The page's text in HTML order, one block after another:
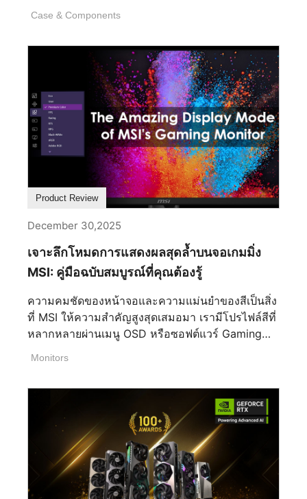
สายเดียวเพื่อลดความยุ่งยากในการติดตั้งและจัดการ
ในการติดตั้ง ประสิทธิภาพการระบายความร้อนเป็น
ตัววัดสำคัญของเครื่องเย็น AIO ใด ๆ ในการทดสอบนี้
เราจับคู่ MEG CORELIQUID E15 360 กับ
โปรเซสเซอร์ AMD และ Intel รุ่นปัจจุบัน และทำการ
ทดสอบ Cinebench R23 และ AIDA64 FPU เพื่อ
ตรวจสอบประสิทธิภาพการระบายความร้อนของ
โปรเซสเซอร์ที่มี TDP ต่างกัน ผลลัพธ์มีไว้เพื่อเป็น
ข้อมูลอ้างอิงสำหรับผู้ที่ชอบประกอบเครื่อง
คอมพิวเตอร์ด้วยตนเอง ผลการทดสอบประสิทธิภาพ
เราทดสอบโปรเซสเซอร์ [...]
Case & Components
Product Review
December 30,2025
เจาะลึกโหมดการแสดงผลสุดล้ำบนจอเกมมิ่ง
MSI: คู่มือฉบับสมบูรณ์ที่คุณต้องรู้
ความคมชัดของหน้าจอและความแม่นยำของสีเป็นสิ่ง
ที่ MSI ให้ความสำคัญสูงสุดเสมอมา เรามีโปรไฟล์สีที่
หลากหลายผ่านเมนู OSD หรือซอฟต์แวร์ Gaming
ทำงานออกแบบ ก็มีโปรไฟล์ที่ปรับแต่งมาเพื่อคุณโดย
พลังงานสากลอย่างเคร่งครัด จอภาพของคุณมักจะถูก
ตั้งค่าเริ่มต้นมาเป็น Eco Mode ซึ่งแม้จะประหยัด
พลังงาน แต่ก็จำกัดความสว่างและความสดใสของ
หน้าจอ เพื่อสัมผัสประสบการณ์ภาพที่แท้จริงของ
Monitors